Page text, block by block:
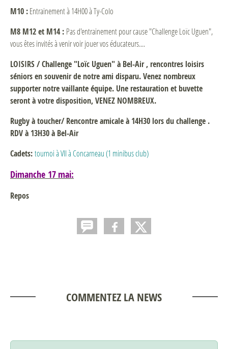
M10 :Entrainement à 14H00 à Ty-Colo
M8 M12 et M14: Pas d'entrainement pour cause "Challenge Loïc Uguen",
vous êtes invités à venir voir jouer vos éducateurs....
LOISIRS / Challenge "Loïc Uguen" à Bel-Air , rencontres loisirs
séniors en souvenir de notre ami disparu. Venez nombreux
supporter notre vaillante équipe. Une restauration et buvette
seront à votre disposition, VENEZ NOMBREUX.
Rugby à toucher/ Rencontre amicale à 14H30 lors du challenge .
RDV à 13H30 à Bel-Air
Cadets:tournoi à VII à Concarneau (1 minibus club)
Dimanche 17 mai:
Repos
COMMENTEZ LA NEWS